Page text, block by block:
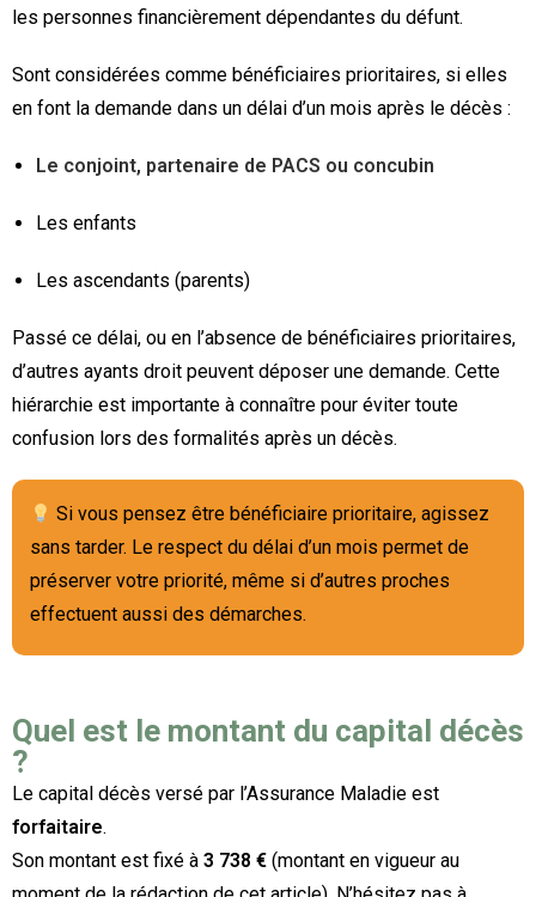
les personnes financièrement dépendantes du défunt.
Sont considérées comme bénéficiaires prioritaires, si elles
en font la demande dans un délai d’un mois après le décès :
Le conjoint, partenaire de PACS ou concubin
Les enfants
Les ascendants (parents)
Passé ce délai, ou en l’absence de bénéficiaires prioritaires,
d’autres ayants droit peuvent déposer une demande. Cette
hiérarchie est importante à connaître pour éviter toute
confusion lors des formalités après un décès.
Si vous pensez être bénéficiaire prioritaire, agissez
sans tarder. Le respect du délai d’un mois permet de
préserver votre priorité, même si d’autres proches
effectuent aussi des démarches.
Quel est le montant du capital décès
?
Le capital décès versé par l’Assurance Maladie est
forfaitaire.
Son montant est fixé à 3 738 € (montant en vigueur au